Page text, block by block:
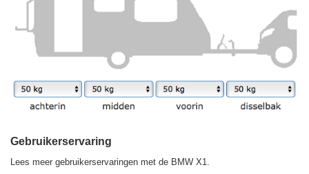
Gebruikerservaring
Lees meer gebruikerservaringen met de BMW X1.